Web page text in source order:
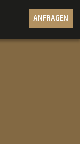
ANFRAGEN